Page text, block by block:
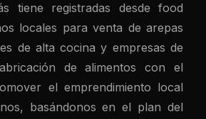
tiene registradas desde food
locales para venta de arepas
de alta cocina y empresas de
de alimentos con el
el emprendimiento local
basándonos en el plan del